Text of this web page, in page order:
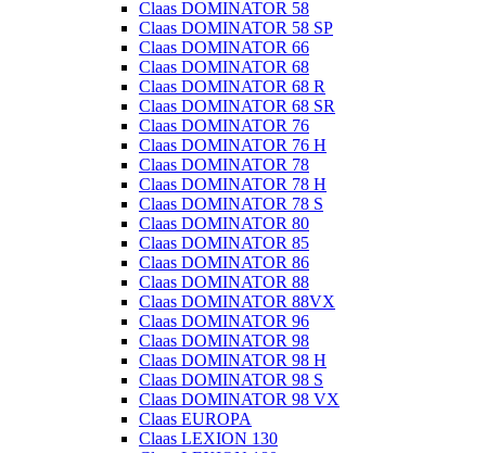
Claas DOMINATOR 58
Claas DOMINATOR 58 SP
Claas DOMINATOR 66
Claas DOMINATOR 68
Claas DOMINATOR 68 R
Claas DOMINATOR 68 SR
Claas DOMINATOR 76
Claas DOMINATOR 76 H
Claas DOMINATOR 78
Claas DOMINATOR 78 H
Claas DOMINATOR 78 S
Claas DOMINATOR 80
Claas DOMINATOR 85
Claas DOMINATOR 86
Claas DOMINATOR 88
Claas DOMINATOR 88VX
Claas DOMINATOR 96
Claas DOMINATOR 98
Claas DOMINATOR 98 H
Claas DOMINATOR 98 S
Claas DOMINATOR 98 VX
Claas EUROPA
Claas LEXION 130